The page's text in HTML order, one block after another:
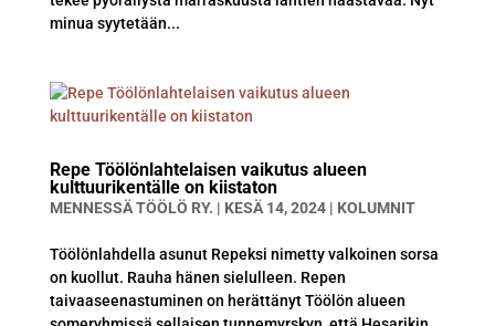
minua syytetään...
Repe Töölönlahtelaisen vaikutus alueen
kulttuurikentälle on kiistaton
MENNESSÄTÖÖLÖ RY. | KESÄ 14, 2024| KOLUMNIT
Töölönlahdella asunut Repeksi nimetty valkoinen sorsa
on kuollut. Rauha hänen sielulleen. Repen
taivaaseenastuminen on herättänyt Töölön alueen